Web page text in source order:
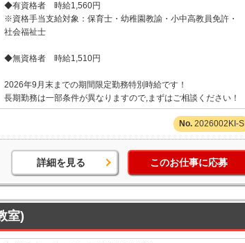
◆有資格者 時給1,560円
※資格手当支給対象：保育士・幼稚園教諭・小中高教員免許・
社会福祉士
◆無資格者 時給1,510円
2026年9月末までの期間限定勤務特別時給です！
長期勤務は一部条件が異なりますので,まずはご相談ください！
2026002KI-S
詳細を見る このお仕事に応募
室)